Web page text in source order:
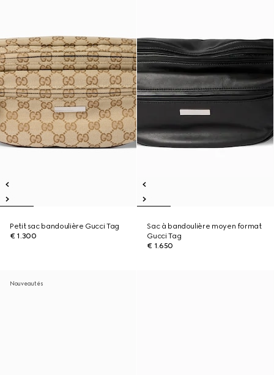
Petit sac bandoulière Gucci Tag
€ 1.300
Sac à bandoulière moyen format
Gucci Tag
€ 1.650
Nouveautés